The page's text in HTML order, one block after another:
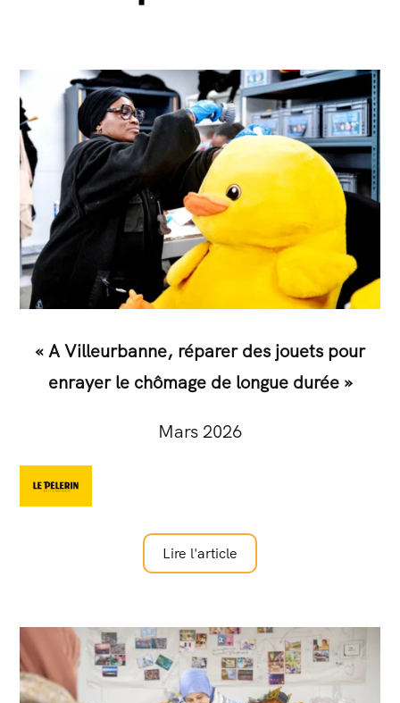
« A Villeurbanne, réparer des jouets pour
enrayer le chômage de longue durée »
Mars 2026
Lire l'article